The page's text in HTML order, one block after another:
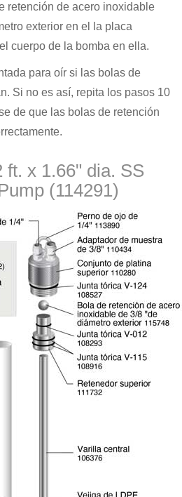
retención de acero inoxidable
exterior en el la placa
cuerpo de la bomba en ella.
para oír si las bolas de
Si no es así, repita los pasos 10
de que las bolas de retención
ft. x 1.66" dia. SS
(114291)